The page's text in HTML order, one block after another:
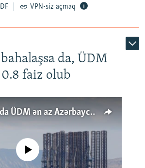
VPN-siz açmaq
da, ÜDM
0.8 faiz olub
Cənubi Qafqazda ÜDM ən az Azərbaycanda artır: Qonşuları niyə Bakını qabaqlaya bilir?
source currently available